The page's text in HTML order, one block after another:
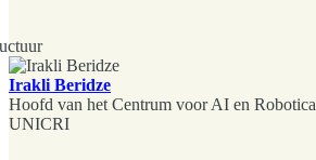
Irakli Beridze
Hoofd van het Centrum voor AI en Robotica
UNICRI